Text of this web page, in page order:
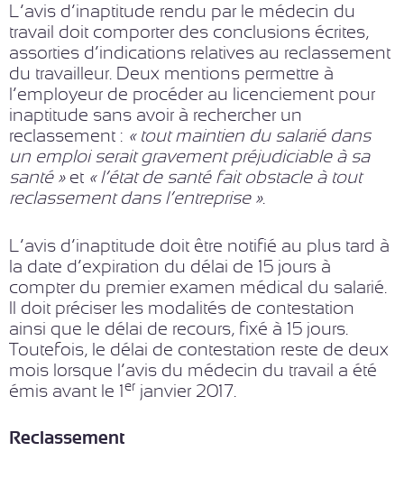
L’avis d’inaptitude rendu par le médecin du
travail doit comporter des conclusions écrites,
assorties d’indications relatives au reclassement
du travailleur. Deux mentions permettre à
l’employeur de procéder au licenciement pour
inaptitude sans avoir à rechercher un
reclassement : « tout maintien du salarié dans
un emploi serait gravement préjudiciable à sa
santé » et « l’état de santé fait obstacle à tout
reclassement dans l’entreprise ».
L’avis d’inaptitude doit être notifié au plus tard à
la date d’expiration du délai de 15 jours à
compter du premier examen médical du salarié.
Il doit préciser les modalités de contestation
ainsi que le délai de recours, fixé à 15 jours.
Toutefois, le délai de contestation reste de deux
mois lorsque l’avis du médecin du travail a été
émis avant le 1er janvier 2017.
Reclassement